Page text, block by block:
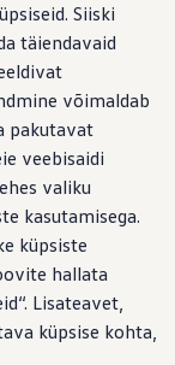
Siiski
täiendavaid
võimaldab
pakutavat
veebisaidi
valiku
kasutamisega.
küpsiste
hallata
Lisateavet,
küpsise kohta,
Volkswagenile!
Kokku
kuuluvad